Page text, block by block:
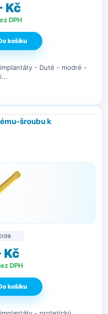
Kč
DPH
- Duté - modré -
šroubu k
Kč
DPH